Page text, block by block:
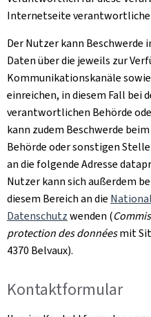
Internetseite verantwortliche
Der Nutzer kann Beschwerde
Daten über die jeweils zur
Kommunikationskanäle
einreichen, in diesem Fall bei
verantwortlichen Behörde
kann zudem Beschwerde
Behörde oder sonstigen
an die folgende Adresse
Nutzer kann sich außerdem
diesem Bereich an die
Datenschutzwenden (
protection des donnéesmit
4370 Belvaux).
Kontaktformular